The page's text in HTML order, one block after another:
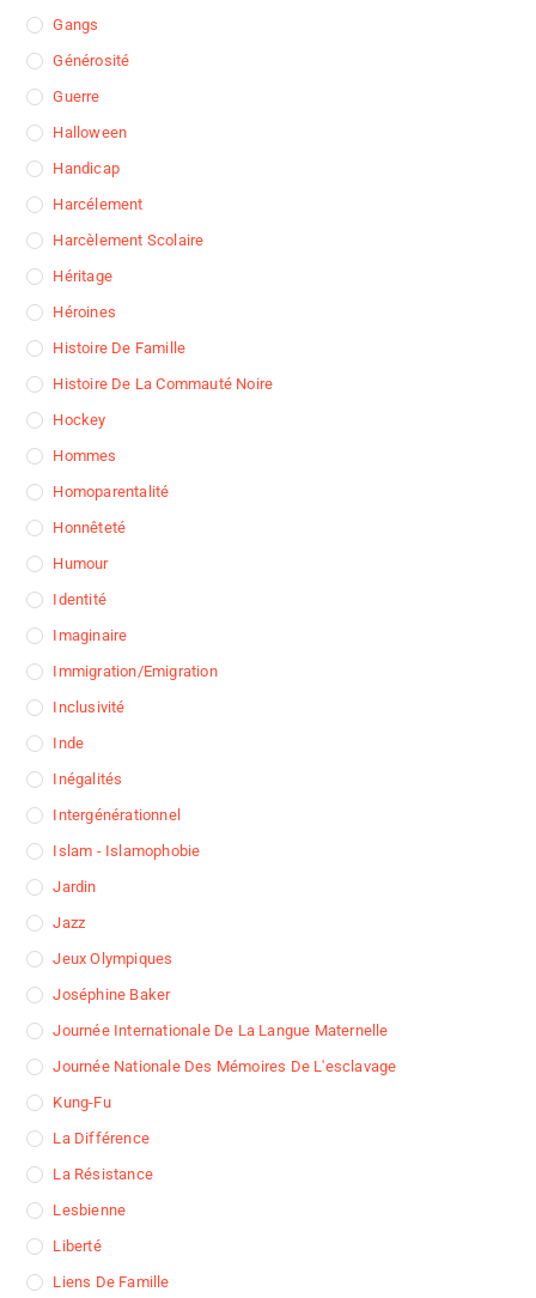
Gangs
Générosité
Guerre
Halloween
Handicap
Harcélement
Harcèlement Scolaire
Héritage
Héroines
Histoire De Famille
Histoire De La Commauté Noire
Hockey
Hommes
Homoparentalité
Honnêteté
Humour
Identité
Imaginaire
Immigration/Emigration
Inclusivité
Inde
Inégalités
Intergénérationnel
Islam - Islamophobie
Jardin
Jazz
Jeux Olympiques
Joséphine Baker
Journée Internationale De La Langue Maternelle
Journée Nationale Des Mémoires De L'esclavage
Kung-Fu
La Différence
La Résistance
Lesbienne
Liberté
Liens De Famille